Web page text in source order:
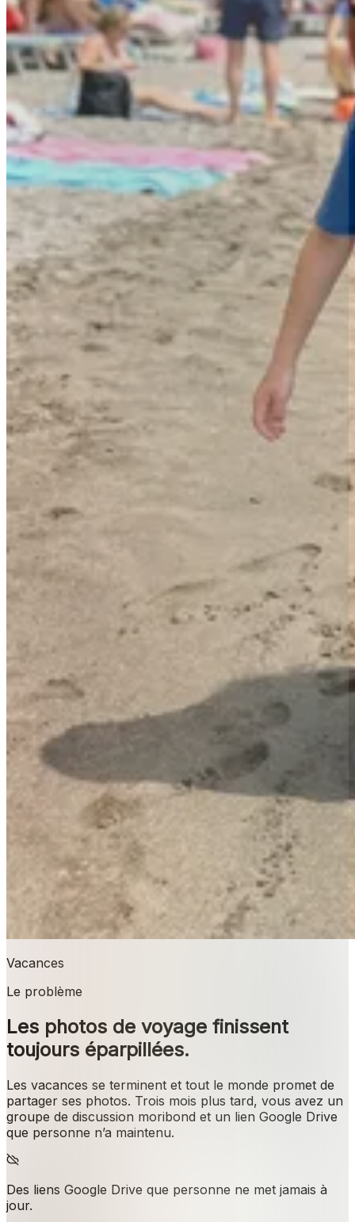
Vacances
Le problème
Les photos de voyage finissent
toujours éparpillées.
Les vacances se terminent et tout le monde promet de
partager ses photos. Trois mois plus tard, vous avez un
groupe de discussion moribond et un lien Google Drive
que personne n’a maintenu.
Des liens Google Drive que personne ne met jamais à
jour.